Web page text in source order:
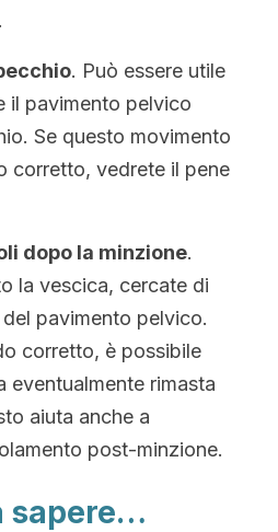
. Può essere utile
il pavimento pelvico
Se questo movimento
corretto, vedrete il pene
dopo la minzione.
la vescica, cercate di
pavimento pelvico.
corretto, è possibile
eventualmente rimasta
aiuta anche a
post-minzione.
sapere…